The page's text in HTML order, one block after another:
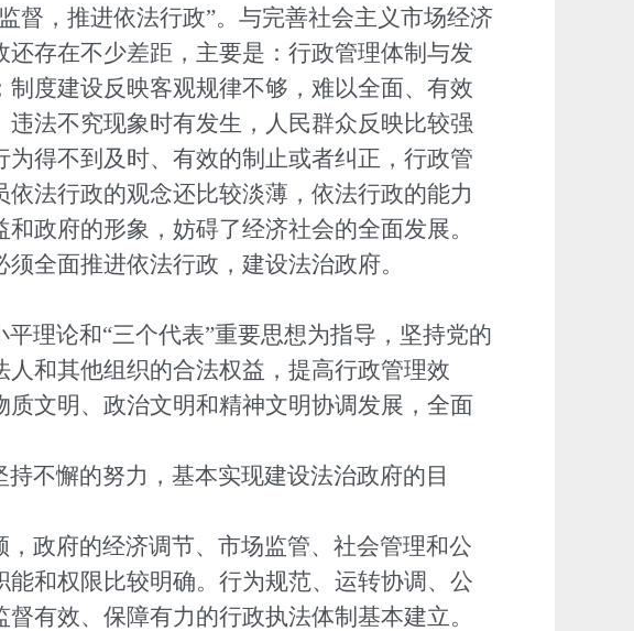
督，推进依法行政”。与完善社会主义市场经济
存在不少差距，主要是：行政管理体制与发
度建设反映客观规律不够，难以全面、有效
法不究现象时有发生，人民群众反映比较强
得不到及时、有效的制止或者纠正，行政管
法行政的观念还比较淡薄，依法行政的能力
政府的形象，妨碍了经济社会的全面发展。
全面推进依法行政，建设法治政府。
理论和“三个代表”重要思想为指导，坚持党的
和其他组织的合法权益，提高行政管理效
文明、政治文明和精神文明协调发展，全面
不懈的努力，基本实现建设法治政府的目
政府的经济调节、市场监管、社会管理和公
和权限比较明确。行为规范、运转协调、公
有效、保障有力的行政执法体制基本建立。